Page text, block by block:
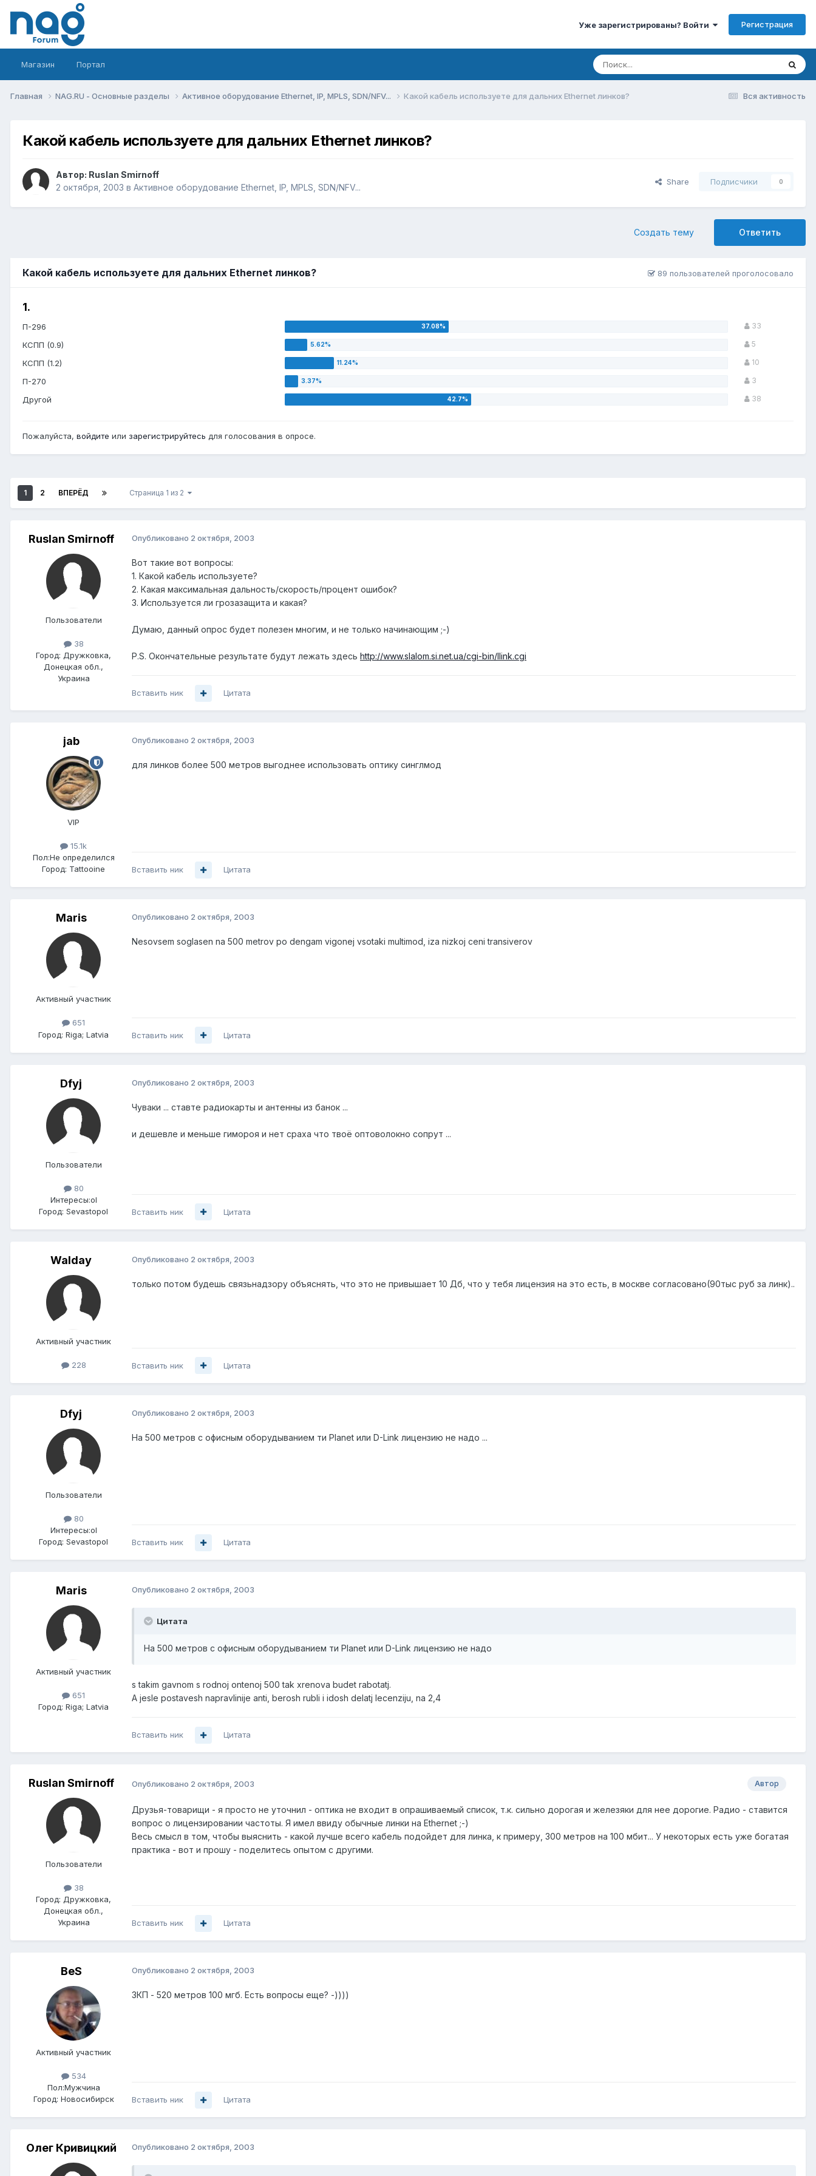
Уже зарегистрированы? Войти Регистрация
Магазин Портал
Вся активность
Главная NAG.RU - Основные разделы Активное оборудование Ethernet, IP, MPLS, SDN/NFV... Какой кабель используете для дальних Ethernet линков?
Какой кабель используете для дальних Ethernet линков?
Автор: Ruslan Smirnoff
2 октября, 2003 в Активное оборудование Ethernet, IP, MPLS, SDN/NFV...
Share Подписчики 0
Ответить
Создать тему
Какой кабель используете для дальних Ethernet линков? 89 пользователей проголосовало
1.
П-296 33
КСПП (0.9) 5
КСПП (1.2) 10
П-270 3
Другой 38
Пожалуйста, войдите или зарегистрируйтесь для голосования в опросе.
1 2 ВПЕРЁД Страница 1 из 2
Ruslan Smirnoff
Пользователи
38
Город: Дружковка,
Донецкая обл.,
Украина
Опубликовано 2 октября, 2003
Вот такие вот вопросы:
1. Какой кабель используете?
2. Какая максимальная дальность/скорость/процент ошибок?
3. Используется ли грозазащита и какая?
Думаю, данный опрос будет полезен многим, и не только начинающим ;-)
P.S. Окончательные результате будут лежать здесь http://www.slalom.si.net.ua/cgi-bin/llink.cgi
Вставить ник Цитата
jab
VIP
15.1k
Пол:Не определился
Город: Tattooine
Опубликовано 2 октября, 2003
для линков более 500 метров выгоднее использовать оптику синглмод
Вставить ник Цитата
Maris
Активный участник
651
Город: Riga; Latvia
Опубликовано 2 октября, 2003
Nesovsem soglasen na 500 metrov po dengam vigonej vsotaki multimod, iza nizkoj ceni transiverov
Вставить ник Цитата
Dfyj
Пользователи
80
Интересы:ol
Город: Sevastopol
Опубликовано 2 октября, 2003
Чуваки ... ставте радиокарты и антенны из банок ...
и дешевле и меньше гимороя и нет сраха что твоё оптоволокно сопрут ...
Вставить ник Цитата
Walday
Активный участник
228
Опубликовано 2 октября, 2003
только потом будешь связьнадзору объяснять, что это не привышает 10 Дб, что у тебя лицензия на это есть, в москве согласовано(90тыс руб за линк)..
Вставить ник Цитата
Dfyj
Пользователи
80
Интересы:ol
Город: Sevastopol
Опубликовано 2 октября, 2003
На 500 метров с офисным оборудыванием ти Planet или D-Link лицензию не надо ...
Вставить ник Цитата
Maris
Активный участник
651
Город: Riga; Latvia
Опубликовано 2 октября, 2003
Цитата
На 500 метров с офисным оборудыванием ти Planet или D-Link лицензию не надо
s takim gavnom s rodnoj ontenoj 500 tak xrenova budet rabotatj.
A jesle postavesh napravlinije anti, berosh rubli i idosh delatj lecenziju, na 2,4
Вставить ник Цитата
Ruslan Smirnoff
Пользователи
38
Город: Дружковка,
Донецкая обл.,
Украина
Автор
Опубликовано 2 октября, 2003
Друзья-товарищи - я просто не уточнил - оптика не входит в опрашиваемый список, т.к. сильно дорогая и железяки для нее дорогие. Радио - ставится
вопрос о лицензировании частоты. Я имел ввиду обычные линки на Ethernet ;-)
Весь смысл в том, чтобы выяснить - какой лучше всего кабель подойдет для линка, к примеру, 300 метров на 100 мбит... У некоторых есть уже богатая
практика - вот и прошу - поделитесь опытом с другими.
Вставить ник Цитата
BeS
Активный участник
534
Пол:Мужчина
Город: Новосибирск
Опубликовано 2 октября, 2003
ЗКП - 520 метров 100 мгб. Есть вопросы еще? -))))
Вставить ник Цитата
Олег Кривицкий Опубликовано 2 октября, 2003